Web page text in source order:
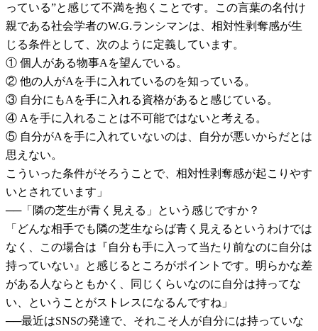
っている”と感じて不満を抱くことです。この言葉の名付け
親である社会学者のW.G.ランシマンは、相対性剥奪感が生
じる条件として、次のように定義しています。
① 個人がある物事Aを望んでいる。
② 他の人がAを手に入れているのを知っている。
③ 自分にもAを手に入れる資格があると感じている。
④ Aを手に入れることは不可能ではないと考える。
⑤ 自分がAを手に入れていないのは、自分が悪いからだとは
思えない。
こういった条件がそろうことで、相対性剥奪感が起こりやす
いとされています」
──「隣の芝生が青く見える」という感じですか？
「どんな相手でも隣の芝生ならば青く見えるというわけでは
なく、この場合は『自分も手に入って当たり前なのに自分は
持っていない』と感じるところがポイントです。明らかな差
がある人ならともかく、同じくらいなのに自分は持ってな
い、ということがストレスになるんですね」
──最近はSNSの発達で、それこそ人が自分には持っていな